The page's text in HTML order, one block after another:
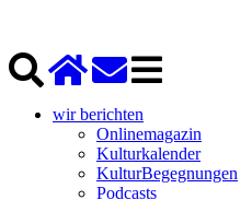
wir berichten
Onlinemagazin
Kulturkalender
KulturBegegnungen
Podcasts